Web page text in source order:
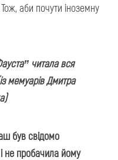
аби почути іноземну
читала вся
мемуарів Дмитра
був свідомо
не пробачила йому